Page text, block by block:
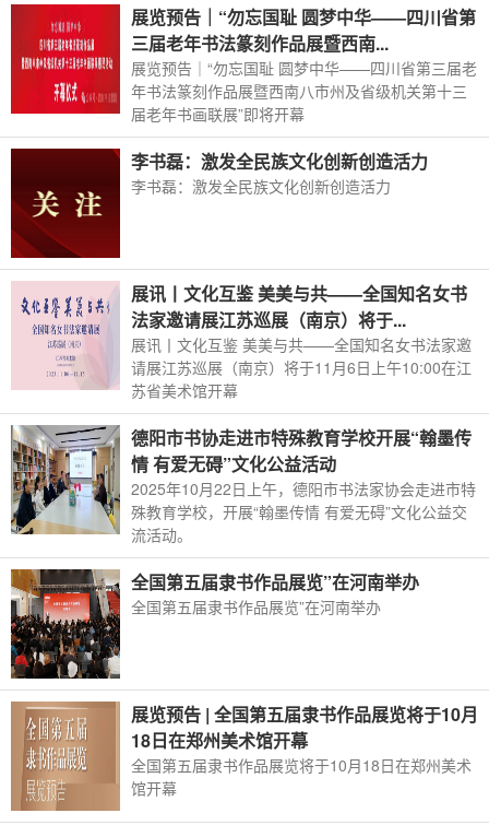
展览预告｜“勿忘国耻 圆梦中华——四川省第
三届老年书法篆刻作品展暨西南...
展览预告｜“勿忘国耻 圆梦中华——四川省第三届老
年书法篆刻作品展暨西南八市州及省级机关第十三
届老年书画联展”即将开幕
李书磊：激发全民族文化创新创造活力
李书磊：激发全民族文化创新创造活力
展讯丨文化互鉴 美美与共——全国知名女书
法家邀请展江苏巡展（南京）将于...
展讯丨文化互鉴 美美与共——全国知名女书法家邀
请展江苏巡展（南京）将于11月6日上午10:00在江
苏省美术馆开幕
德阳市书协走进市特殊教育学校开展“翰墨传
情 有爱无碍”文化公益活动
2025年10月22日上午，德阳市书法家协会走进市特
殊教育学校，开展“翰墨传情 有爱无碍”文化公益交
流活动。
全国第五届隶书作品展览”在河南举办
全国第五届隶书作品展览”在河南举办
展览预告 | 全国第五届隶书作品展览将于10月
18日在郑州美术馆开幕
全国第五届隶书作品展览将于10月18日在郑州美术
馆开幕